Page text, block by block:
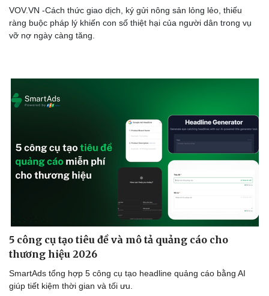
Nam khoa
Làm đẹp - giảm cân
VOV.VN -Cách thức giao dịch, ký gửi nông sản lỏng lẻo, thiếu
ràng buộc pháp lý khiến con số thiệt hại của người dân trong vụ
vỡ nợ ngày càng tăng.
5 công cụ tạo tiêu đề và mô tả quảng cáo cho
thương hiệu 2026
SmartAds tổng hợp 5 công cụ tạo headline quảng cáo bằng AI
giúp tiết kiệm thời gian và tối ưu.